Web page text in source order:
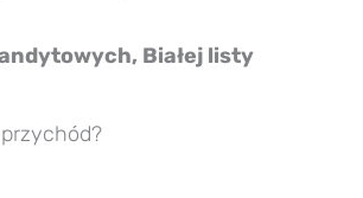
Białej listy